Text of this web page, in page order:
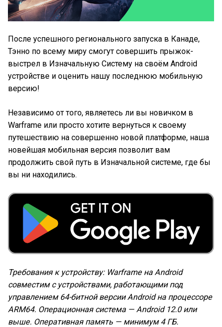
После успешного регионального запуска в Канаде,
Тэнно по всему миру смогут совершить прыжок-
выстрел в Изначальную Систему на своём Android
устройстве и оценить нашу последнюю мобильную
версию!
Независимо от того, являетесь ли вы новичком в
Warframe или просто хотите вернуться к своему
путешествию на совершенно новой платформе, наша
новейшая мобильная версия позволит вам
продолжить свой путь в Изначальной системе, где бы
вы ни находились.
Требования к устройству: Warframe на Android
совместим с устройствами, работающими под
управлением 64-битной версии Android на процессоре
ARM64. Операционная система — Android 12.0 или
выше. Оперативная память — минимум 4 ГБ.